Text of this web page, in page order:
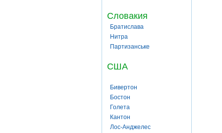
Словакия
Братислава
Нитра
Партизанське
США
Бивертон
Бостон
Голета
Кантон
Лос-Анджелес